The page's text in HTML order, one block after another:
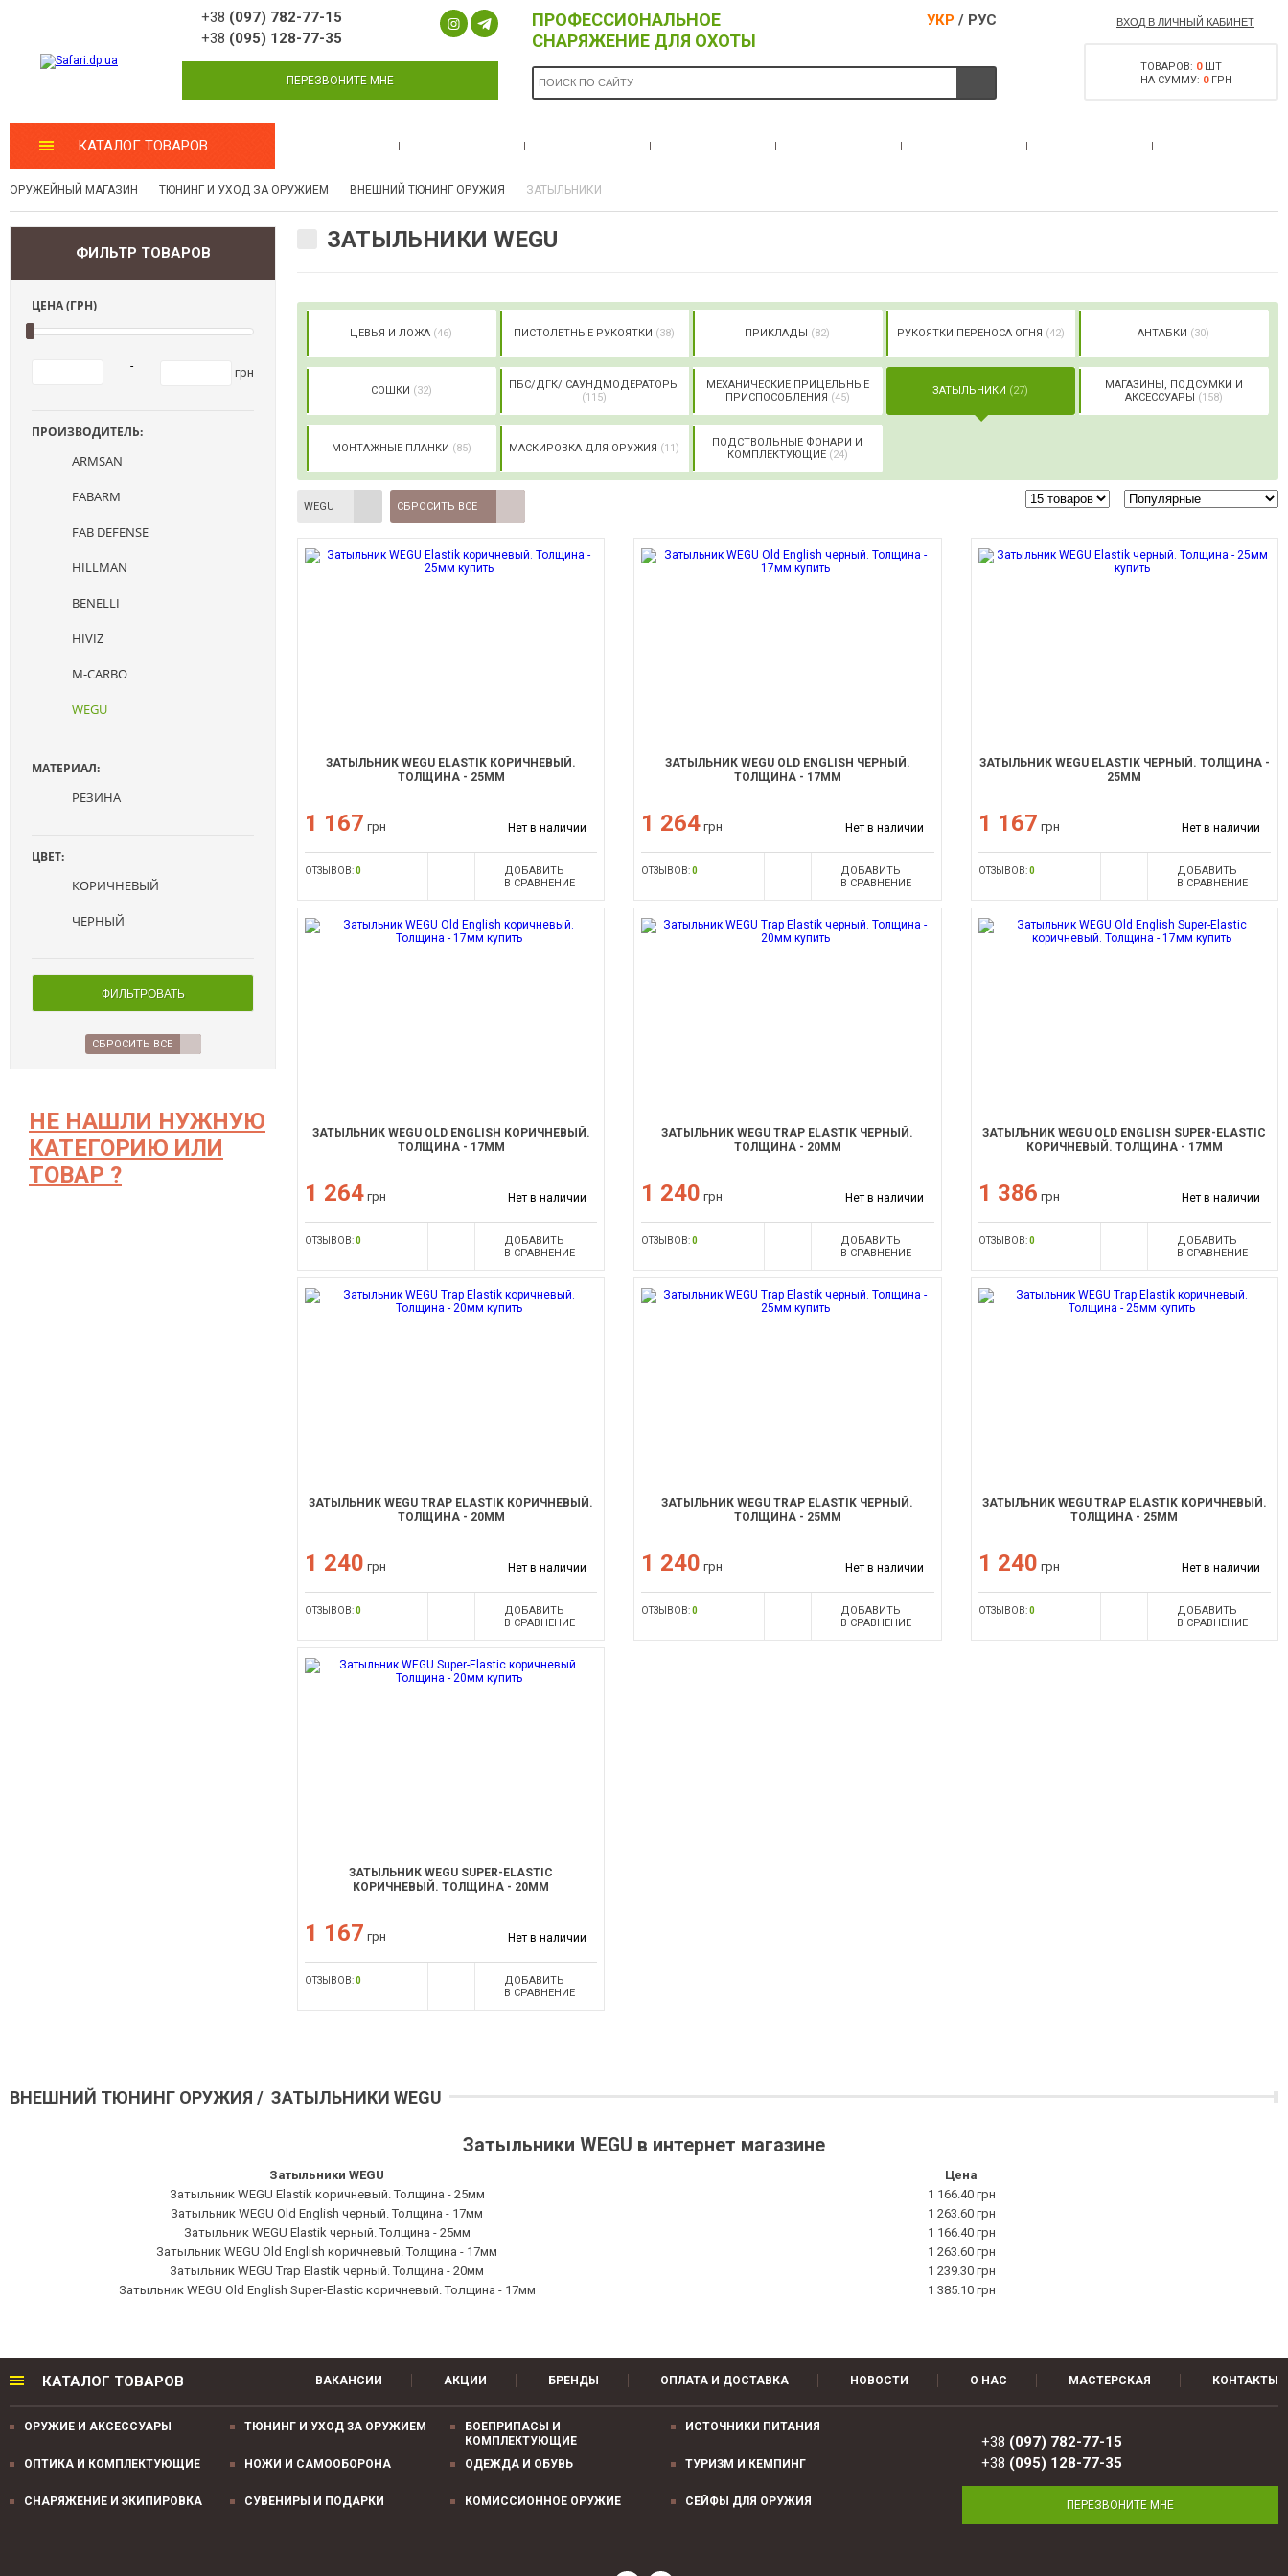
+38 (097) 782-77-15
+38 (095) 128-77-35
ПЕРЕЗВОНИТЕ МНЕ
ПРОФЕССИОНАЛЬНОЕ
СНАРЯЖЕНИЕ ДЛЯ ОХОТЫ
УКР / РУС ВХОД В ЛИЧНЫЙ КАБИНЕТ
ТОВАРОВ: 0ШТ
НА СУММУ: 0ГРН
КАТАЛОГ ТОВАРОВ
ОРУЖЕЙНЫЙ МАГАЗИН ТЮНИНГ И УХОД ЗА ОРУЖИЕМ ВНЕШНИЙ ТЮНИНГ ОРУЖИЯ ЗАТЫЛЬНИКИ
ФИЛЬТР ТОВАРОВ
ЦЕНА (ГРН)
- грн
ПРОИЗВОДИТЕЛЬ:
ARMSAN
FABARM
FAB DEFENSE
HILLMAN
BENELLI
HIVIZ
M-CARBO
WEGU
МАТЕРИАЛ:
РЕЗИНА
ЦВЕТ:
КОРИЧНЕВЫЙ
ЧЕРНЫЙ
ФИЛЬТРОВАТЬ
СБРОСИТЬ ВСЕ
НЕ НАШЛИ НУЖНУЮ
КАТЕГОРИЮ ИЛИ
ТОВАР ?
ЗАТЫЛЬНИКИ WEGU
ЦЕВЬЯ И ЛОЖА (46) ПИСТОЛЕТНЫЕ РУКОЯТКИ (38) ПРИКЛАДЫ (82) РУКОЯТКИ ПЕРЕНОСА ОГНЯ (42) АНТАБКИ (30)
СОШКИ (32)
ПБС/ДГК/ САУНДМОДЕРАТОРЫ
(115)
МЕХАНИЧЕСКИЕ ПРИЦЕЛЬНЫЕ
ПРИСПОСОБЛЕНИЯ (45)
ЗАТЫЛЬНИКИ (27)
МАГАЗИНЫ, ПОДСУМКИ И
АКСЕССУАРЫ (158)
МОНТАЖНЫЕ ПЛАНКИ (85) МАСКИРОВКА ДЛЯ ОРУЖИЯ (11)
ПОДСТВОЛЬНЫЕ ФОНАРИ И
КОМПЛЕКТУЮЩИЕ (24)
WEGU СБРОСИТЬ ВСЕ
ЗАТЫЛЬНИК WEGU ELASTIK КОРИЧНЕВЫЙ.
ТОЛЩИНА - 25ММ
1 167 грн Нет в наличии
ОТЗЫВОВ:0
ДОБАВИТЬ
В СРАВНЕНИЕ
ЗАТЫЛЬНИК WEGU OLD ENGLISH ЧЕРНЫЙ.
ТОЛЩИНА - 17ММ
1 264 грн Нет в наличии
ОТЗЫВОВ:0
ДОБАВИТЬ
В СРАВНЕНИЕ
ЗАТЫЛЬНИК WEGU ELASTIK ЧЕРНЫЙ. ТОЛЩИНА -
25ММ
1 167 грн Нет в наличии
ОТЗЫВОВ:0
ДОБАВИТЬ
В СРАВНЕНИЕ
ЗАТЫЛЬНИК WEGU OLD ENGLISH КОРИЧНЕВЫЙ.
ТОЛЩИНА - 17ММ
1 264 грн Нет в наличии
ОТЗЫВОВ:0
ДОБАВИТЬ
В СРАВНЕНИЕ
ЗАТЫЛЬНИК WEGU TRAP ELASTIK ЧЕРНЫЙ.
ТОЛЩИНА - 20ММ
1 240 грн Нет в наличии
ОТЗЫВОВ:0
ДОБАВИТЬ
В СРАВНЕНИЕ
ЗАТЫЛЬНИК WEGU OLD ENGLISH SUPER-ELASTIC
КОРИЧНЕВЫЙ. ТОЛЩИНА - 17ММ
1 386 грн Нет в наличии
ОТЗЫВОВ:0
ДОБАВИТЬ
В СРАВНЕНИЕ
ЗАТЫЛЬНИК WEGU TRAP ELASTIK КОРИЧНЕВЫЙ.
ТОЛЩИНА - 20ММ
1 240 грн Нет в наличии
ОТЗЫВОВ:0
ДОБАВИТЬ
В СРАВНЕНИЕ
ЗАТЫЛЬНИК WEGU TRAP ELASTIK ЧЕРНЫЙ.
ТОЛЩИНА - 25ММ
1 240 грн Нет в наличии
ОТЗЫВОВ:0
ДОБАВИТЬ
В СРАВНЕНИЕ
ЗАТЫЛЬНИК WEGU TRAP ELASTIK КОРИЧНЕВЫЙ.
ТОЛЩИНА - 25ММ
1 240 грн Нет в наличии
ОТЗЫВОВ:0
ДОБАВИТЬ
В СРАВНЕНИЕ
ЗАТЫЛЬНИК WEGU SUPER-ELASTIC
КОРИЧНЕВЫЙ. ТОЛЩИНА - 20ММ
1 167 грн Нет в наличии
ОТЗЫВОВ:0
ДОБАВИТЬ
В СРАВНЕНИЕ
ВНЕШНИЙ ТЮНИНГ ОРУЖИЯ / ЗАТЫЛЬНИКИ WEGU
Затыльники WEGU в интернет магазине
Затыльники WEGU
Цена
Затыльник WEGU Elastik коричневый. Толщина - 25мм
1 166.40 грн
Затыльник WEGU Old English черный. Толщина - 17мм
1 263.60 грн
Затыльник WEGU Elastik черный. Толщина - 25мм
1 166.40 грн
Затыльник WEGU Old English коричневый. Толщина - 17мм
1 263.60 грн
Затыльник WEGU Trap Elastik черный. Толщина - 20мм
1 239.30 грн
Затыльник WEGU Old English Super-Elastic коричневый. Толщина - 17мм
1 385.10 грн
КАТАЛОГ ТОВАРОВ ВАКАНСИИ АКЦИИ БРЕНДЫ ОПЛАТА И ДОСТАВКА НОВОСТИ О НАС МАСТЕРСКАЯ КОНТАКТЫ
+38 (097) 782-77-15
+38 (095) 128-77-35
ПЕРЕЗВОНИТЕ МНЕ
ОРУЖИЕ И АКСЕССУАРЫ ТЮНИНГ И УХОД ЗА ОРУЖИЕМ
БОЕПРИПАСЫ И
КОМПЛЕКТУЮЩИЕ
ИСТОЧНИКИ ПИТАНИЯ
ОПТИКА И КОМПЛЕКТУЮЩИЕ НОЖИ И САМООБОРОНА ОДЕЖДА И ОБУВЬ ТУРИЗМ И КЕМПИНГ
СНАРЯЖЕНИЕ И ЭКИПИРОВКА СУВЕНИРЫ И ПОДАРКИ КОМИССИОННОЕ ОРУЖИЕ СЕЙФЫ ДЛЯ ОРУЖИЯ